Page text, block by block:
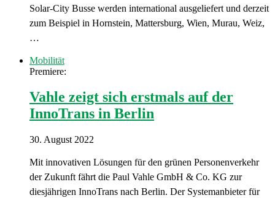
Solar-City Busse werden international ausgeliefert und derzeit
zum Beispiel in Hornstein, Mattersburg, Wien, Murau, Weiz,
…
Mobilität
Premiere:
Vahle zeigt sich erstmals auf der
InnoTrans in Berlin
30. August 2022
Mit innovativen Lösungen für den grünen Personenverkehr
der Zukunft fährt die Paul Vahle GmbH & Co. KG zur
diesjährigen InnoTrans nach Berlin. Der Systemanbieter für